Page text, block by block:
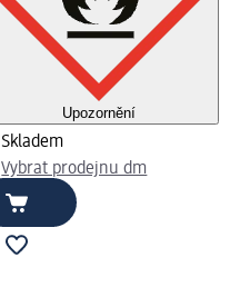
Upozornění
Skladem
Vybrat prodejnu dm